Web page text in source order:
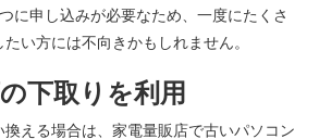
に申し込みが必要なため、一度にたくさ
い方には不向きかもしれません。
下取りを利用
える場合は、家電量販店で古いパソコン